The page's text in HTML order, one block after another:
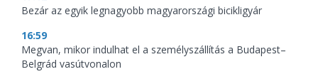
Bezár az egyik legnagyobb magyarországi bicikligyár
16:59
Megvan, mikor indulhat el a személyszállítás a Budapest–
Belgrád vasútvonalon